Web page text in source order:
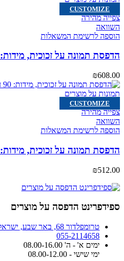
CUSTOMIZE
צפייה מהירה
השוואה
הוספה לרשימת המשאלות
הדפסת תמונה על זכוכית, מידות: 80 על 80
₪608.00
CUSTOMIZE
צפייה מהירה
השוואה
הוספה לרשימת המשאלות
הדפסת תמונה על זכוכית, מידות: 90 על 60
₪512.00
ספידפרינט הדפסה על מוצרים
טרומפלדור 68, באר שבע, ישראל
055-2114658
ימים א' - ה' 08.00-16.00
ימי שישי - 08.00-12.00